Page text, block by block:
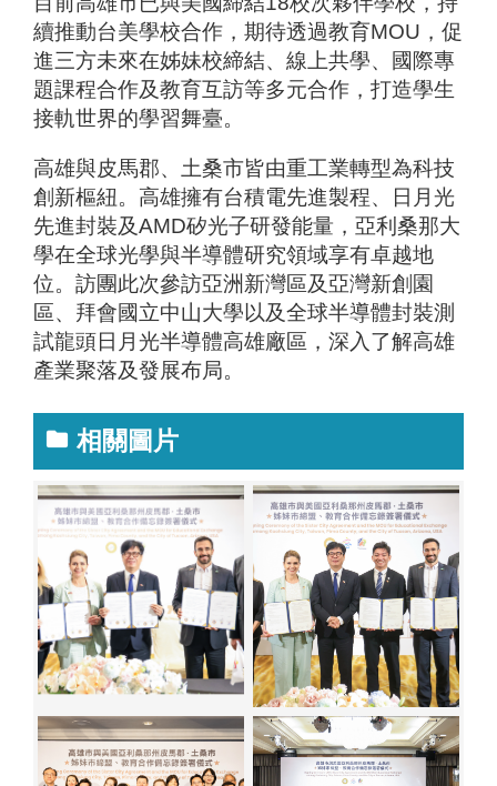
續推動台美學校合作，期待透過教育MOU，促
進三方未來在姊妹校締結、線上共學、國際專
題課程合作及教育互訪等多元合作，打造學生
接軌世界的學習舞臺。
高雄與皮馬郡、土桑市皆由重工業轉型為科技
創新樞紐。高雄擁有台積電先進製程、日月光
先進封裝及AMD矽光子研發能量，亞利桑那大
學在全球光學與半導體研究領域享有卓越地
位。訪團此次參訪亞洲新灣區及亞灣新創園
區、拜會國立中山大學以及全球半導體封裝測
試龍頭日月光半導體高雄廠區，深入了解高雄
產業聚落及發展布局。
相關圖片